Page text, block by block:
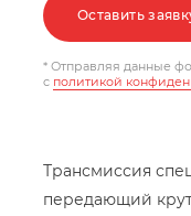
Оставить
* Отправляя данные
c политикой
Трансмиссия
передающий